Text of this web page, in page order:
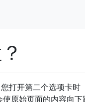
打开第二个选项卡时
原始页面的内容向下